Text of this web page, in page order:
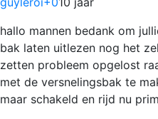
hallo mannen bedank om
bak laten uitlezen nog het
zetten probleem opgelost
met de versnelingsbak te
maar schakeld en rijd nu